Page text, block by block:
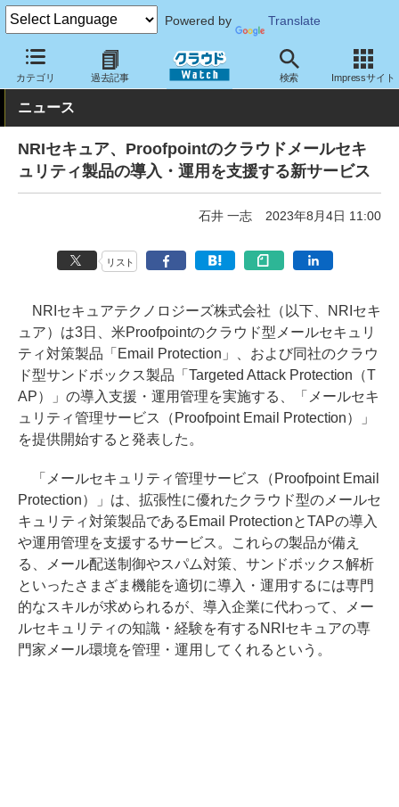
Powered by Translate
カテゴリ 過去記事 検索 Impressサイト
クラウド Watch セキュリティ セキュリティサービス
ニュース
NRIセキュア、Proofpointのクラウドメールセキ
ュリティ製品の導入・運用を支援する新サービス
石井 一志 2023年8月4日 11:00
リスト
NRIセキュアテクノロジーズ株式会社（以下、NRIセキ
ュア）は3日、米Proofpointのクラウド型メールセキュリ
ティ対策製品「Email Protection」、および同社のクラウ
ド型サンドボックス製品「Targeted Attack Protection（T
AP）」の導入支援・運用管理を実施する、「メールセキ
ュリティ管理サービス（Proofpoint Email Protection）」
を提供開始すると発表した。
「メールセキュリティ管理サービス（Proofpoint Email
Protection）」は、拡張性に優れたクラウド型のメールセ
キュリティ対策製品であるEmail ProtectionとTAPの導入
や運用管理を支援するサービス。これらの製品が備え
る、メール配送制御やスパム対策、サンドボックス解析
といったさまざま機能を適切に導入・運用するには専門
的なスキルが求められるが、導入企業に代わって、メー
ルセキュリティの知識・経験を有するNRIセキュアの専
門家メール環境を管理・運用してくれるという。